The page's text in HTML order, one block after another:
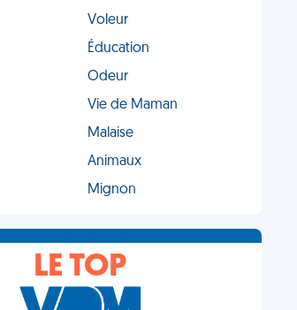
Voleur
Éducation
Odeur
Vie de Maman
Malaise
Animaux
Mignon
LE TOP